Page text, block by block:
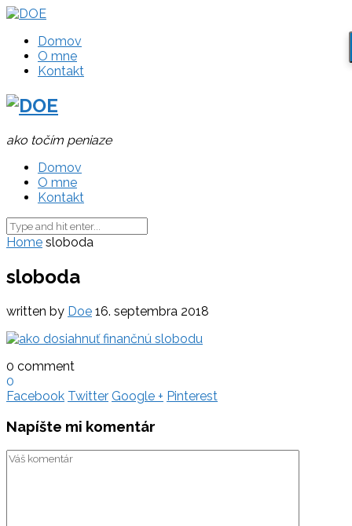
Domov
O mne
Kontakt
ako točím peniaze
Domov
O mne
Kontakt
Home sloboda
sloboda
written by Doe 16. septembra 2018
0 comment
0
Facebook Twitter Google + Pinterest
Napíšte mi komentár